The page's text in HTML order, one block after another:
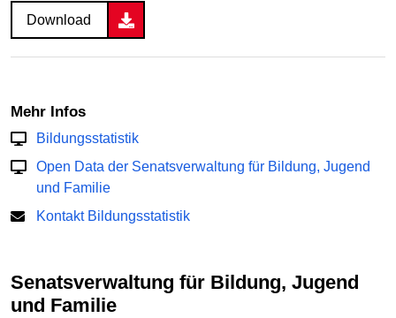
Download
Mehr Infos
Bildungsstatistik
Open Data der Senatsverwaltung für Bildung, Jugend
und Familie
Kontakt Bildungsstatistik
Senatsverwaltung für Bildung, Jugend
und Familie